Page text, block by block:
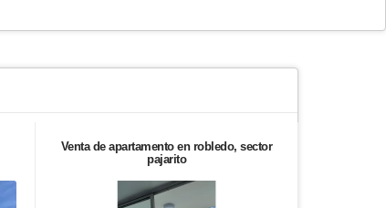
Venta de apartamento en robledo, sector
pajarito